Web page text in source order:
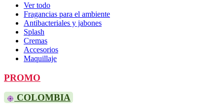
Ver todo
Fragancias para el ambiente
Antibacteriales y jabones
Splash
Cremas
Accesorios
Maquillaje
PROMO
COLOMBIA